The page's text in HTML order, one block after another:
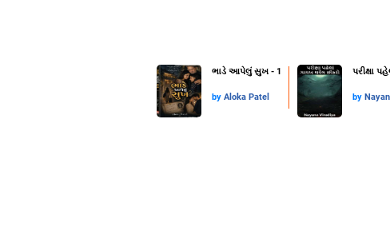
ભાડે આપેલું સુખ - 1
by Aloka Patel
પરીક્ષા
by